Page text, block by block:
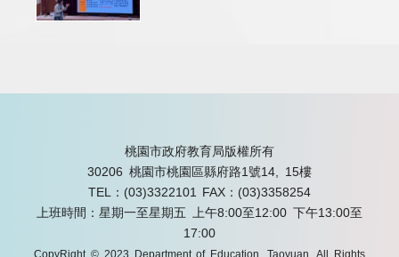
桃園市政府教育局版權所有
30206 桃園市桃園區縣府路1號14, 15樓
TEL：(03)3322101
FAX：(03)3358254
上班時間：星期一至星期五 上午8:00至12:00 下午13:00至
17:00
CopyRight © 2023 Department of Education, Taoyuan. All Rights